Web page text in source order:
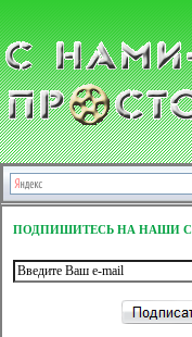
ПОДПИШИТЕСЬ НА НАШИ